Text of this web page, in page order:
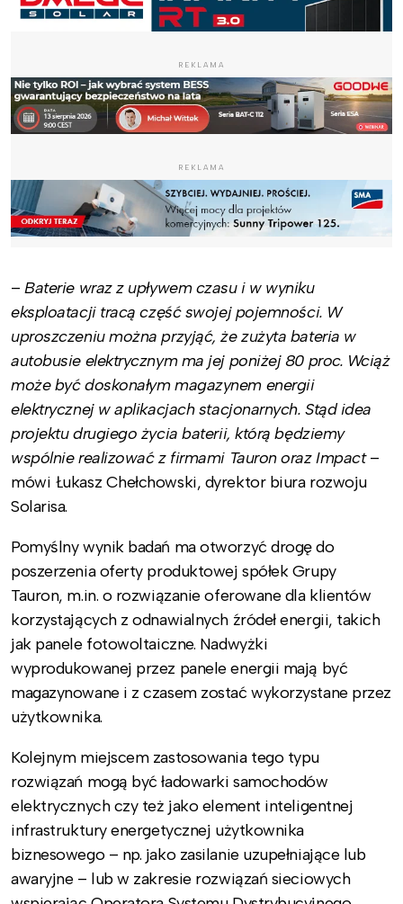
REKLAMA
REKLAMA
– Baterie wraz z upływem czasu i w wyniku
eksploatacji tracą część swojej pojemności. W
uproszczeniu można przyjąć, że zużyta bateria w
autobusie elektrycznym ma jej poniżej 80 proc. Wciąż
może być doskonałym magazynem energii
elektrycznej w aplikacjach stacjonarnych. Stąd idea
projektu drugiego życia baterii, którą będziemy
wspólnie realizować z firmami Tauron oraz Impact–
mówi Łukasz Chełchowski, dyrektor biura rozwoju
Solarisa.
Pomyślny wynik badań ma otworzyć drogę do
poszerzenia oferty produktowej spółek Grupy
Tauron, m.in. o rozwiązanie oferowane dla klientów
korzystających z odnawialnych źródeł energii, takich
jak panele fotowoltaiczne. Nadwyżki
wyprodukowanej przez panele energii mają być
magazynowane i z czasem zostać wykorzystane przez
użytkownika.
Kolejnym miejscem zastosowania tego typu
rozwiązań mogą być ładowarki samochodów
elektrycznych czy też jako element inteligentnej
infrastruktury energetycznej użytkownika
biznesowego – np. jako zasilanie uzupełniające lub
awaryjne – lub w zakresie rozwiązań sieciowych